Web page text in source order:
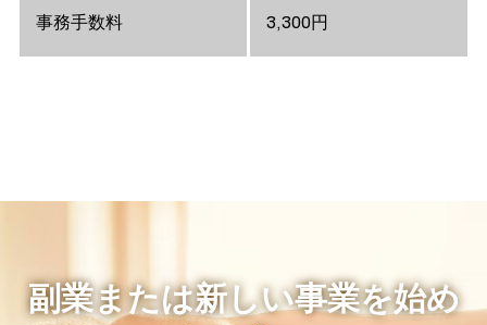
事務手数料 3,300円
副業または新しい事業を始め